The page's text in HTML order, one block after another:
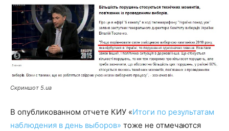
Скриншот 5.ua
В опубликованном отчете КИУ «Итоги по результатам
наблюдения в день выборов» тоже не отмечаются